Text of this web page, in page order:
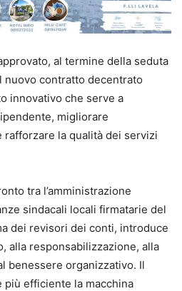
al termine della seduta
nuovo contratto decentrato
innovativo che serve a
migliorare
rafforzare la qualità dei servizi
tra l’amministrazione
sindacali locali firmatarie del
dei revisori dei conti, introduce
alla responsabilizzazione, alla
benessere organizzativo. Il
efficiente la macchina